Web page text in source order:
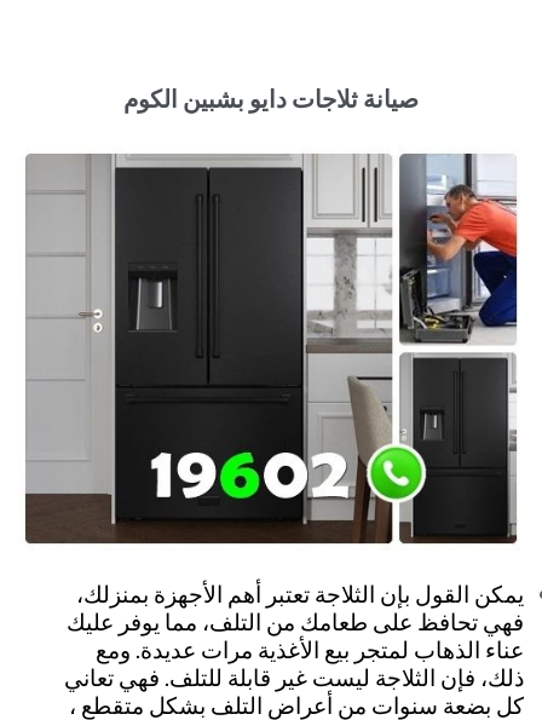
صيانة ثلاجات دايو بشبين الكوم
يمكن القول بإن الثلاجة تعتبر أهم الأجهزة بمنزلك،
فهي تحافظ على طعامك من التلف، مما يوفر عليك
عناء الذهاب لمتجر بيع الأغذية مرات عديدة. ومع
ذلك، فإن الثلاجة ليست غير قابلة للتلف. فهي تعاني
كل بضعة سنوات من أعراض التلف بشكل متقطع ،